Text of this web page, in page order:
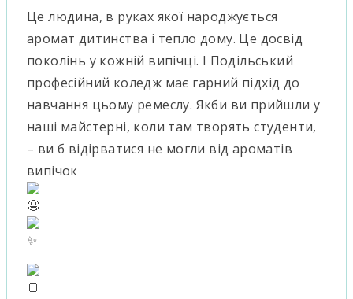
Це людина, в руках якої народжується
аромат дитинства і тепло дому. Це досвід
поколінь у кожній випічці. І Подільський
професійний коледж має гарний підхід до
навчання цьому ремеслу. Якби ви прийшли у
наші майстерні, коли там творять студенти,
– ви б відірватися не могли від ароматів
випічок